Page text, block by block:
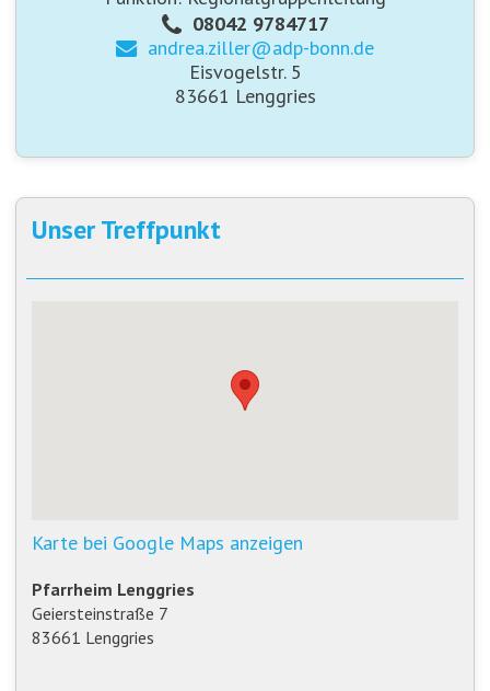
08042 9784717
andrea.ziller@adp-bonn.de
Eisvogelstr. 5
83661 Lenggries
Unser Treffpunkt
Karte bei Google Maps anzeigen
Pfarrheim Lenggries
Geiersteinstraße 7
83661 Lenggries